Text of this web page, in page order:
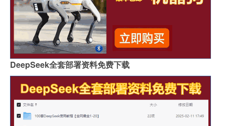
DeepSeek全套部署资料免费下载